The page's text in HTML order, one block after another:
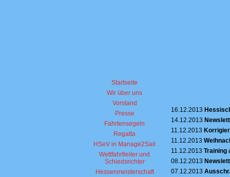
Startseite
Wir über uns
Vorstand
Presse
Fahrtensegeln
Regatta
HSeV in Manage2Sail
Wettfahrtleiter und
Schiedsrichter
Hessenmeisterschaft
16.12.2013
14.12.2013
11.12.2013
11.12.2013
11.12.2013 Training
08.12.2013
07.12.2013